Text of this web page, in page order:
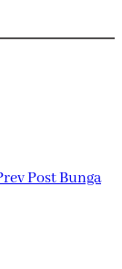
PostBunga